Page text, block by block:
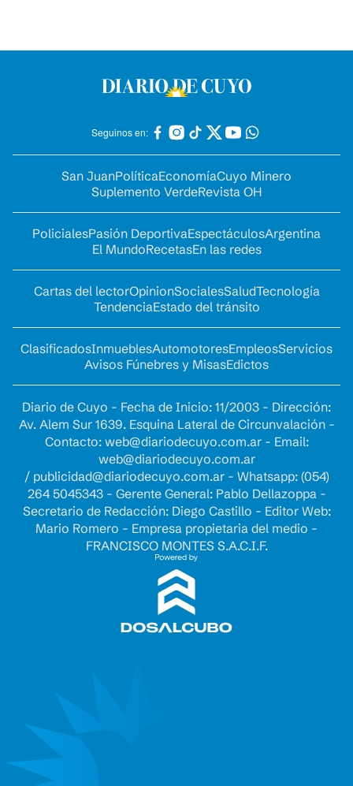
Seguinos en:
San JuanPolíticaEconomíaCuyo Minero
Suplemento VerdeRevista OH
PolicialesPasión DeportivaEspectáculosArgentina
El MundoRecetasEn las redes
Cartas del lectorOpinionSocialesSaludTecnología
TendenciaEstado del tránsito
ClasificadosInmueblesAutomotoresEmpleosServicios
Avisos Fúnebres y MisasEdictos
Diario de Cuyo - Fecha de Inicio: 11/2003 - Dirección:
Av. Alem Sur 1639. Esquina Lateral de Circunvalación -
Contacto: web@diariodecuyo.com.ar- Email:
web@diariodecuyo.com.ar
/ publicidad@diariodecuyo.com.ar- Whatsapp: (054)
264 5045343 - Gerente General: Pablo Dellazoppa -
Secretario de Redacción: Diego Castillo - Editor Web:
Mario Romero - Empresa propietaria del medio -
FRANCISCO MONTES S.A.C.I.F.